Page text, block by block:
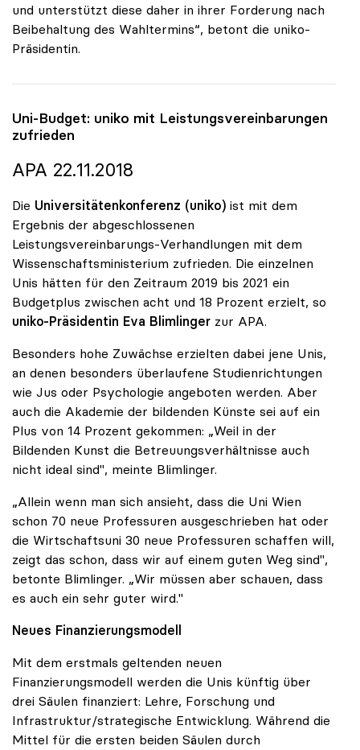
und unterstützt diese daher in ihrer Forderung nach
Beibehaltung des Wahltermins“, betont die uniko-
Präsidentin.
Uni-Budget: uniko mit Leistungsvereinbarungen
zufrieden
APA 22.11.2018
Die Universitätenkonferenz (uniko) ist mit dem
Ergebnis der abgeschlossenen
Leistungsvereinbarungs-Verhandlungen mit dem
Wissenschaftsministerium zufrieden. Die einzelnen
Unis hätten für den Zeitraum 2019 bis 2021 ein
Budgetplus zwischen acht und 18 Prozent erzielt, so
uniko-Präsidentin Eva Blimlinger zur APA.
Besonders hohe Zuwächse erzielten dabei jene Unis,
an denen besonders überlaufene Studienrichtungen
wie Jus oder Psychologie angeboten werden. Aber
auch die Akademie der bildenden Künste sei auf ein
Plus von 14 Prozent gekommen: „Weil in der
Bildenden Kunst die Betreuungsverhältnisse auch
nicht ideal sind", meinte Blimlinger.
„Allein wenn man sich ansieht, dass die Uni Wien
schon 70 neue Professuren ausgeschrieben hat oder
die Wirtschaftsuni 30 neue Professuren schaffen will,
zeigt das schon, dass wir auf einem guten Weg sind",
betonte Blimlinger. „Wir müssen aber schauen, dass
es auch ein sehr guter wird."
Neues Finanzierungsmodell
Mit dem erstmals geltenden neuen
Finanzierungsmodell werden die Unis künftig über
drei Säulen finanziert: Lehre, Forschung und
Infrastruktur/strategische Entwicklung. Während die
Mittel für die ersten beiden Säulen durch